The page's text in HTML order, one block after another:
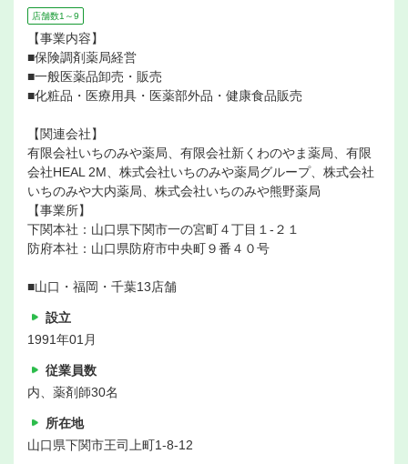
店舗数1～9
【事業内容】
■保険調剤薬局経営
■一般医薬品卸売・販売
■化粧品・医療用具・医薬部外品・健康食品販売
【関連会社】
有限会社いちのみや薬局、有限会社新くわのやま薬局、有限
会社HEAL 2M、株式会社いちのみや薬局グループ、株式会社
いちのみや大内薬局、株式会社いちのみや熊野薬局
【事業所】
下関本社：山口県下関市一の宮町４丁目１-２１
防府本社：山口県防府市中央町９番４０号
■山口・福岡・千葉13店舗
設立
1991年01月
従業員数
内、薬剤師30名
所在地
山口県下関市王司上町1-8-12